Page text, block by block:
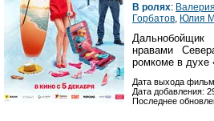
В ролях:
Горбатов Юлия
нравами
ромкоме в духе
Дата выхода
Дата добавления:
Последнее